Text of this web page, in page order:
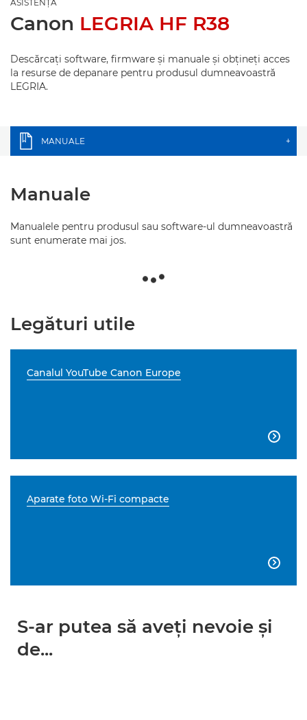
ASISTENŢĂ
Canon LEGRIA HF R38
Descărcaţi software, firmware şi manuale şi obţineţi acces
la resurse de depanare pentru produsul dumneavoastră
LEGRIA.
MANUALE +
Manuale
Manualele pentru produsul sau software-ul dumneavoastră
sunt enumerate mai jos.
Legături utile
Canalul YouTube Canon Europe

Aparate foto Wi-Fi compacte

S-ar putea să aveţi nevoie şi
de...